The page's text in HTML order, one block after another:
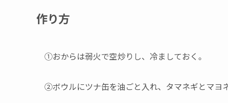
作り方
①おからは弱火で空炒りし、冷ましておく。
②ボウルにツナ缶を油ごと入れ、タマネギとマヨ